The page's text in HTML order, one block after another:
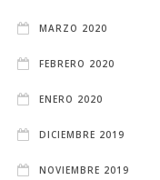
MARZO 2020
FEBRERO 2020
ENERO 2020
DICIEMBRE 2019
NOVIEMBRE 2019